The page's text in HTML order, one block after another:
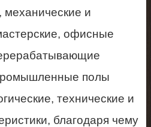
механические и
офисные
полы
технические и
благодаря чему